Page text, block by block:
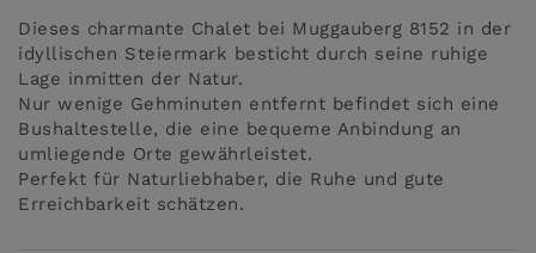
Dieses charmante Chalet bei Muggauberg 8152 in der
idyllischen Steiermark besticht durch seine ruhige
Lage inmitten der Natur.
Nur wenige Gehminuten entfernt befindet sich eine
Bushaltestelle, die eine bequeme Anbindung an
umliegende Orte gewährleistet.
Perfekt für Naturliebhaber, die Ruhe und gute
Erreichbarkeit schätzen.